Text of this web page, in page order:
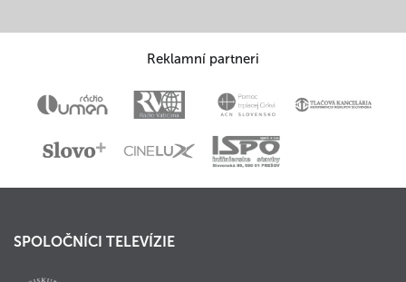
Reklamní partneri
SPOLOČNÍCI TELEVÍZIE